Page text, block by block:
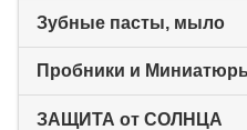
Зубные пасты, мыло
Пробники и
ЗАЩИТА от СОЛНЦА